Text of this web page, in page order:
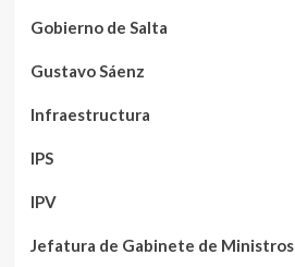
Gobierno de Salta
Gustavo Sáenz
Infraestructura
IPS
IPV
Jefatura de Gabinete de Ministros